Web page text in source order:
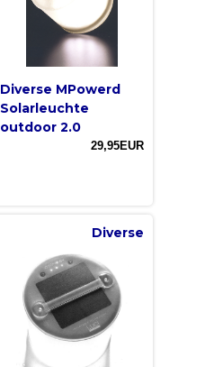
Diverse MPowerd
Solarleuchte
outdoor 2.0
29,95EUR
Diverse